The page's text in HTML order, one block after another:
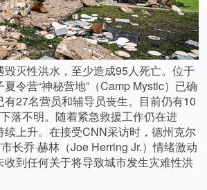
灭性洪水，至少造成95人死亡。位于
令营“神秘营地”（Camp Mystic）已确
27名营员和辅导员丧生。目前仍有10
落不明。随着紧急救援工作仍在进
续上升。在接受CNN采访时，德州克尔
长乔·赫林（Joe Herring Jr.）情绪激动
到任何关于将导致城市发生灾难性洪